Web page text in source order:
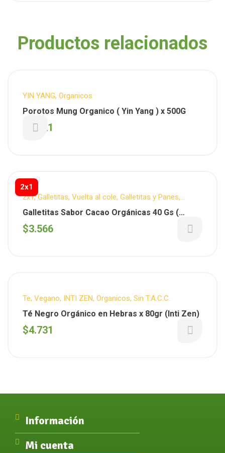
Productos relacionados
YIN YANG, Organicos
Porotos Mung Organico ( Yin Yang ) x 500G
2.621
2x1
2x1,Galletitas, Vuelta al cole, Galletitas y Panes,
SMOOKIES ,Organicos
Galletitas Sabor Cacao Orgánicas 40 Gs (
Smookies )
$3.566
Te, Vegano, INTI ZEN, Organicos, Sin T.A.C.C.
Té Negro Orgánico en Hebras x 80gr (Inti Zen)
$4.731
Información
Mi cuenta